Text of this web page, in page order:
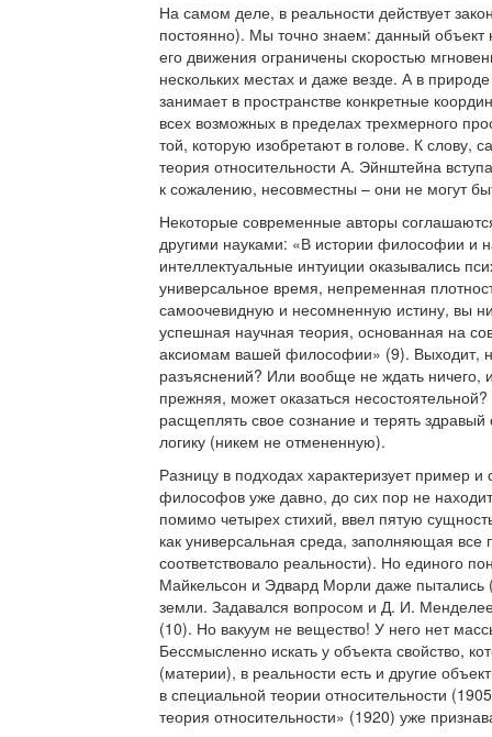
На самом деле, в реальности действует
постоянно). Мы точно знаем: данный
его движения ограничены скоростью
нескольких местах и даже везде. А в
занимает в пространстве конкретные
всех возможных в пределах трехмерного
той, которую изобретают в голове. К слову,
теория относительности А. Эйнштейна
к сожалению, несовместны – они не могут
Некоторые современные авторы
другими науками: «В истории философии и
интеллектуальные интуиции оказывались
универсальное время, непременная
самоочевидную и несомненную истину, вы
успешная научная теория, основанная на
аксиомам вашей философии» (9). Выходит,
разъяснений? Или вообще не ждать ничего,
прежняя, может оказаться
расщеплять свое сознание и терять
логику (никем не отмененную).
Разницу в подходах характеризует пример
философов уже давно, до сих пор не
помимо четырех стихий, ввел пятую
как универсальная среда, заполняющая
соответствовало реальности). Но единого
Майкельсон и Эдвард Морли даже пытались
земли. Задавался вопросом и Д. И.
(10). Но вакуум не вещество! У него нет
Бессмысленно искать у объекта свойство,
(материи), в реальности есть и другие
в специальной теории относительности
теория относительности» (1920) уже